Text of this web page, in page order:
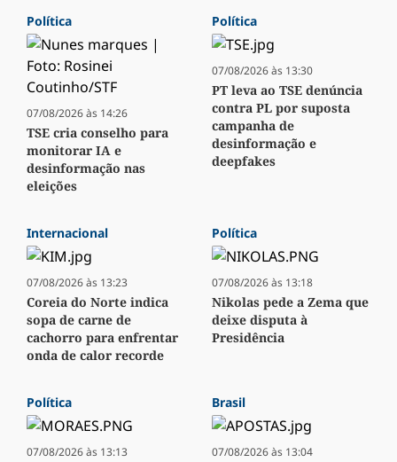
Política
07/08/2026 às 14:26
TSE cria conselho para
monitorar IA e
desinformação nas
eleições
Política
07/08/2026 às 13:30
PT leva ao TSE denúncia
contra PL por suposta
campanha de
desinformação e
deepfakes
Internacional
07/08/2026 às 13:23
Coreia do Norte indica
sopa de carne de
cachorro para enfrentar
onda de calor recorde
Política
07/08/2026 às 13:18
Nikolas pede a Zema que
deixe disputa à
Presidência
Política
07/08/2026 às 13:13
Brasil
07/08/2026 às 13:04